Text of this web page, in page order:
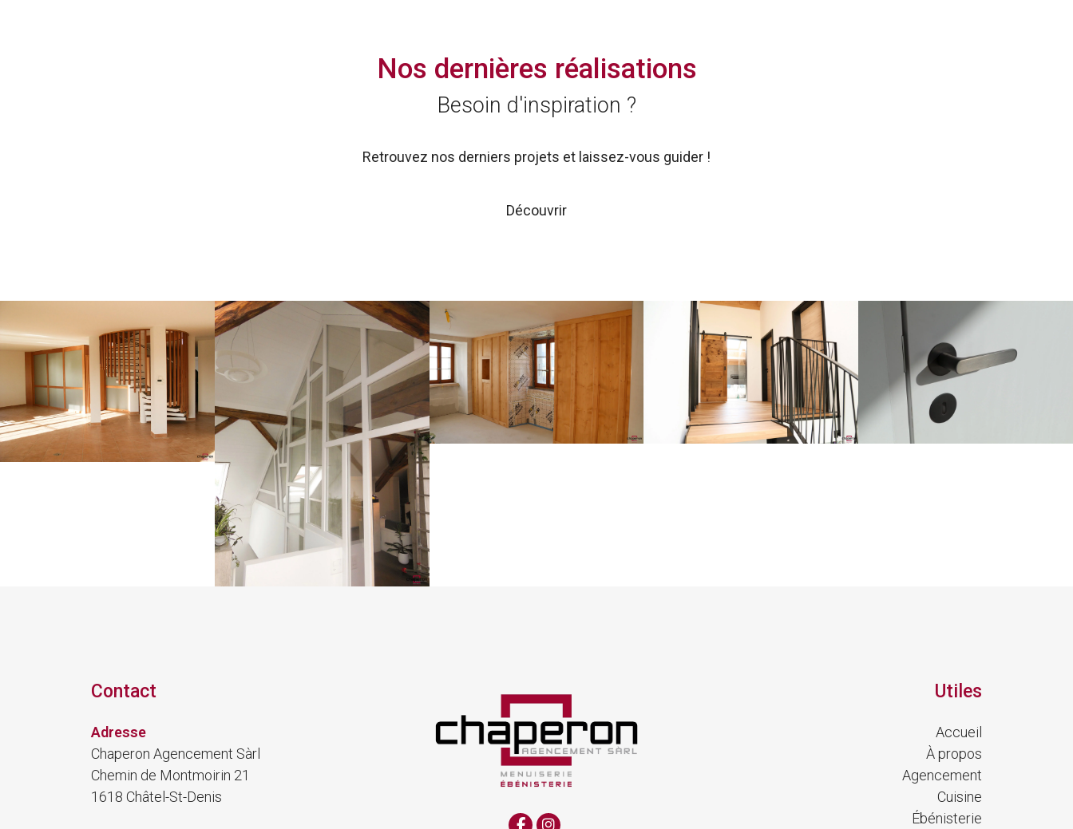
Nos dernières réalisations
Besoin d'inspiration ?
Retrouvez nos derniers projets et laissez-vous guider !
Découvrir
Contact
Adresse
Chaperon Agencement Sàrl
Chemin de Montmoirin 21
1618 Châtel-St-Denis
Utiles
Accueil
À propos
Agencement
Cuisine
Ébénisterie